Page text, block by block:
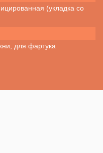
(укладка со
для фартука